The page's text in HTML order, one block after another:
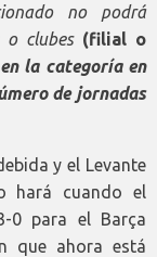
no podrá
o clubes (filial o
la categoría en
de jornadas
y el Levante
hará cuando el
0 para el Barça
que ahora está